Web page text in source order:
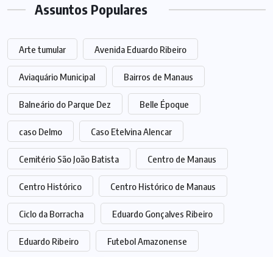
Assuntos Populares
Arte tumular Avenida Eduardo Ribeiro
Aviaquário Municipal Bairros de Manaus
Balneário do Parque Dez Belle Époque
caso Delmo Caso Etelvina Alencar
Cemitério São João Batista Centro de Manaus
Centro Histórico Centro Histórico de Manaus
Ciclo da Borracha Eduardo Gonçalves Ribeiro
Eduardo Ribeiro Futebol Amazonense